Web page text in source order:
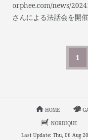
orphee.com/news/
さんによる法話会を開
1
HOME
NORDIQUE
Last Update: Thu, 06 Aug